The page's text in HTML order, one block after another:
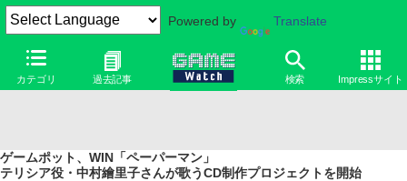
Powered by Translate
カテゴリ 過去記事 検索 Impressサイト
ゲームポット、WIN「ペーパーマン」
テリシア役・中村繪里子さんが歌うCD制作プロジェクトを開始